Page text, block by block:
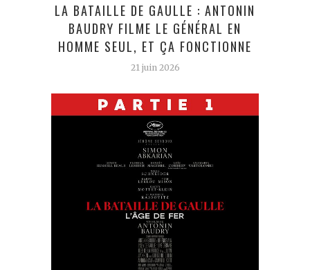
LA BATAILLE DE GAULLE : ANTONIN
BAUDRY FILME LE GÉNÉRAL EN
HOMME SEUL, ET ÇA FONCTIONNE
21 juin 2026